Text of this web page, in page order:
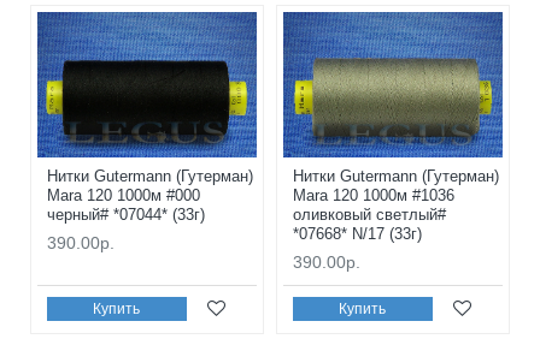
Нитки Gutermann (Гутерман)
Mara 120 1000м #000
черный# *07044* (33г)
390.00р.
Купить
Нитки Gutermann (Гутерман)
Mara 120 1000м #1036
оливковый светлый#
*07668* N/17 (33г)
390.00р.
Купить